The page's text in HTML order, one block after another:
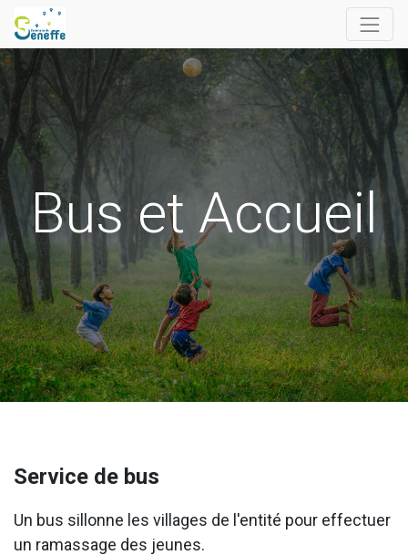
Bus et Accueil
Service de bus
Un bus sillonne les villages de l'entité pour effectuer
un ramassage des jeunes.